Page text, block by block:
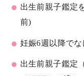
出生前親子鑑定
前)
妊娠6週以降で
出生前親子鑑定